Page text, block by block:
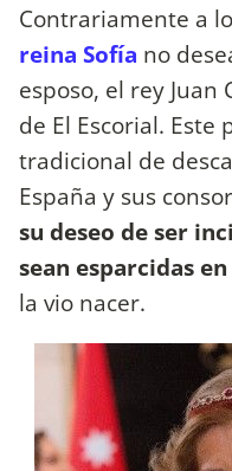
Contrariamente a
reina Sofía no
esposo, el rey Juan
de El Escorial.
tradicional de
España y sus
su deseo de ser
sean esparcidas
la vio nacer.